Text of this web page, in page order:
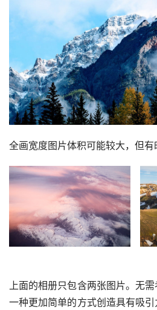
全画宽度图片体积可能较大，但有
上面的相册只包含两张图片。无
一种更加简单的方式创造具有吸